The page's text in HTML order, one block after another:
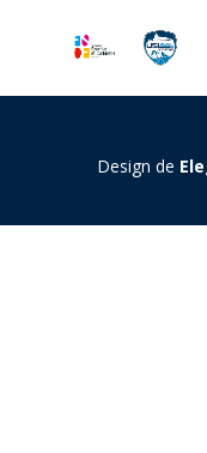
Design de